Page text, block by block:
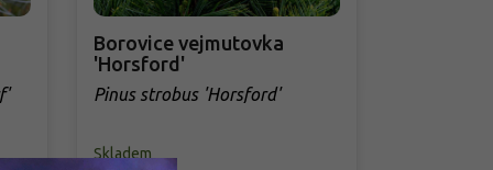
Borovice vejmutovka
'Horsford'
Pinus strobus 'Horsford'
Skladem